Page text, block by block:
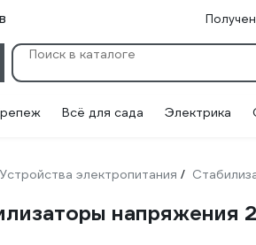
Всё для сада Электрика
Устройства электропитания /
напряжения